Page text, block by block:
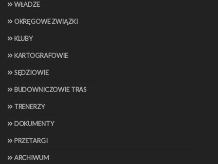
WŁADZE
OKRĘGOWE ZWIĄZKI
KLUBY
KARTOGRAFOWIE
SĘDZIOWIE
BUDOWNICZOWIE TRAS
TRENERZY
DOKUMENTY
PRZETARGI
ARCHIWUM